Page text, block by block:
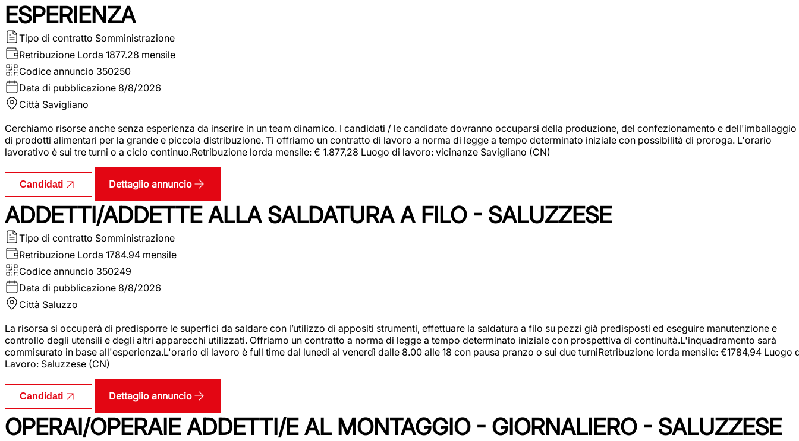
ESPERIENZA
Tipo di contratto Somministrazione
Retribuzione Lorda 1877.28 mensile
Codice annuncio 350250
Data di pubblicazione 8/8/2026
Città Savigliano
Cerchiamo risorse anche senza esperienza da inserire in un team dinamico. I candidati / le candidate dovranno occuparsi della produzione, del confezionamento e dell'imballaggio
di prodotti alimentari per la grande e piccola distribuzione. Ti offriamo un contratto di lavoro a norma di legge a tempo determinato iniziale con possibilità di proroga. L'orario
lavorativo è sui tre turni o a ciclo continuo.Retribuzione lorda mensile: € 1.877,28 Luogo di lavoro: vicinanze Savigliano (CN)
Candidati Dettaglio annuncio
ADDETTI/ADDETTE ALLA SALDATURA A FILO - SALUZZESE
Tipo di contratto Somministrazione
Retribuzione Lorda 1784.94 mensile
Codice annuncio 350249
Data di pubblicazione 8/8/2026
Città Saluzzo
La risorsa si occuperà di predisporre le superfici da saldare con l’utilizzo di appositi strumenti, effettuare la saldatura a filo su pezzi già predisposti ed eseguire manutenzione e
controllo degli utensili e degli altri apparecchi utilizzati. Offriamo un contratto a norma di legge a tempo determinato iniziale con prospettiva di continuità.L'inquadramento sarà
commisurato in base all'esperienza.L'orario di lavoro è full time dal lunedì al venerdì dalle 8.00 alle 18 con pausa pranzo o sui due turniRetribuzione lorda mensile: €1784,94 Luogo
Lavoro: Saluzzese (CN)
Candidati Dettaglio annuncio
OPERAI/OPERAIE ADDETTI/E AL MONTAGGIO - GIORNALIERO - SALUZZESE